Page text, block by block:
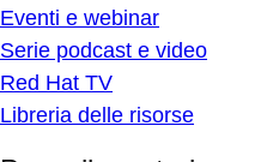
Eventi e webinar
Serie podcast e video
Red Hat TV
Libreria delle risorse